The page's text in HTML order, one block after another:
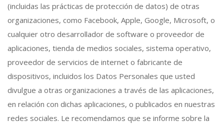
(incluidas las prácticas de protección de datos) de otras
organizaciones, como Facebook, Apple, Google, Microsoft, o
cualquier otro desarrollador de software o proveedor de
aplicaciones, tienda de medios sociales, sistema operativo,
proveedor de servicios de internet o fabricante de
dispositivos, incluidos los Datos Personales que usted
divulgue a otras organizaciones a través de las aplicaciones,
en relación con dichas aplicaciones, o publicados en nuestras
redes sociales. Le recomendamos que se informe sobre la